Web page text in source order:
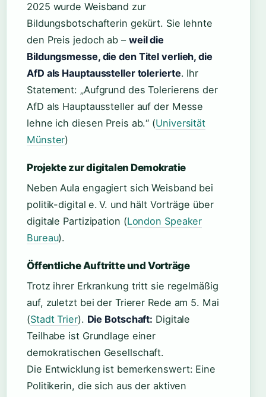
2025 wurde Weisband zur
Bildungsbotschafterin gekürt. Sie lehnte
den Preis jedoch ab – weil die
Bildungsmesse, die den Titel verlieh, die
AfD als Hauptaussteller tolerierte. Ihr
Statement: „Aufgrund des Tolerierens der
AfD als Hauptaussteller auf der Messe
lehne ich diesen Preis ab.“ (Universität
Münster)
Projekte zur digitalen Demokratie
Neben Aula engagiert sich Weisband bei
politik-digital e. V. und hält Vorträge über
digitale Partizipation (London Speaker
Bureau).
Öffentliche Auftritte und Vorträge
Trotz ihrer Erkrankung tritt sie regelmäßig
auf, zuletzt bei der Trierer Rede am 5. Mai
(Stadt Trier). Die Botschaft: Digitale
Teilhabe ist Grundlage einer
demokratischen Gesellschaft.
Die Entwicklung ist bemerkenswert: Eine
Politikerin, die sich aus der aktiven